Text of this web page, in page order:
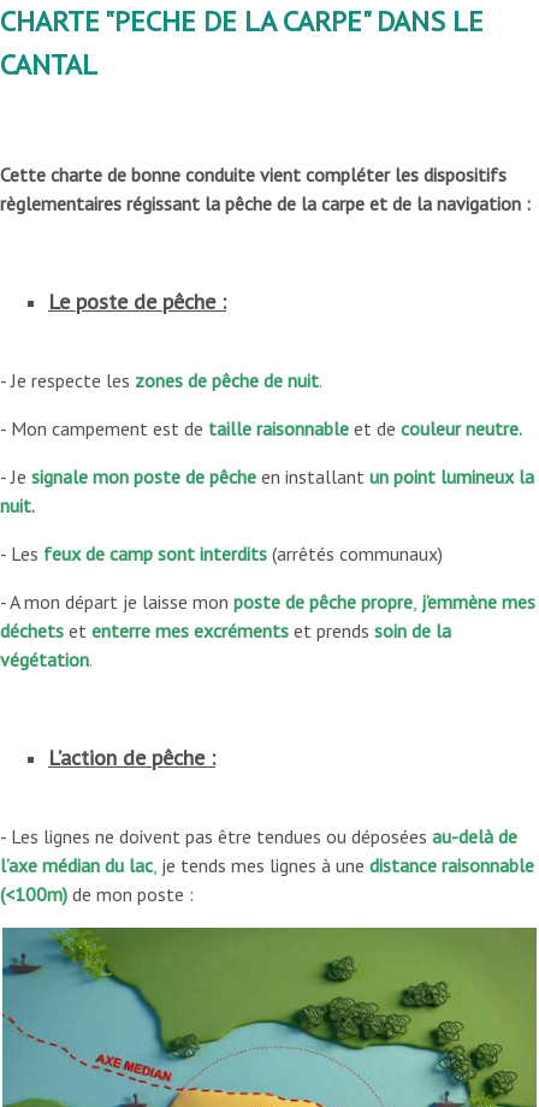
CHARTE "PECHE DE LA CARPE" DANS LE
CANTAL
Cette charte de bonne conduite vient compléter les dispositifs
règlementaires régissant la pêche de la carpe et de la navigation :
Le poste de pêche :
- Je respecte les zones de pêche de nuit.
- Mon campement est de taille raisonnable et de couleur neutre.
- Je signale mon poste de pêche en installant un point lumineux la
nuit.
- Les feux de camp sont interdits (arrêtés communaux)
- A mon départ je laisse mon poste de pêche propre, j’emmène mes
déchets et enterre mes excréments et prends soin de la
végétation.
L’action de pêche :
- Les lignes ne doivent pas être tendues ou déposées au-delà de
l’axe médian du lac, je tends mes lignes à une distance raisonnable
(<100m) de mon poste :